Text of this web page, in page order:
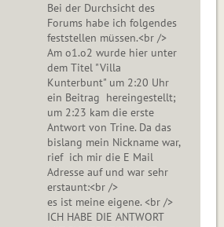
Bei der Durchsicht des
Forums habe ich folgendes
feststellen müssen.<br />
Am o1.o2 wurde hier unter
dem Titel "Villa
Kunterbunt" um 2:20 Uhr
ein Beitrag hereingestellt;
um 2:23 kam die erste
Antwort von Trine. Da das
bislang mein Nickname war,
rief ich mir die E Mail
Adresse auf und war sehr
erstaunt:<br />
es ist meine eigene. <br />
ICH HABE DIE ANTWORT